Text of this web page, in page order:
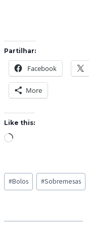
Partilhar:
Facebook
More
Like this:
L
d
i
g
Post
Tags:
#Bolos #Sobremesas